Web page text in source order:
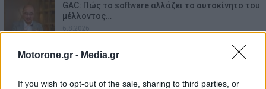
Motorone.gr - Media.gr
If you wish to opt-out of the sale, sharing to third parties, or
GAC: Πώς το software αλλάζει το αυτοκίνητο του
μέλλοντος…
Mercedes-AMG GT 53 4-Door Coupe: Το αμιγώς
6.8.2026